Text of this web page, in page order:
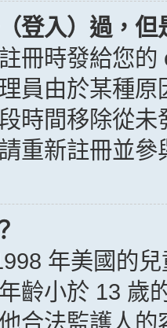
登入）過，
冊時發給您
員由於某種
時間移除從
重新註冊並參
年美國的
齡小於 13 歲
合法監護人